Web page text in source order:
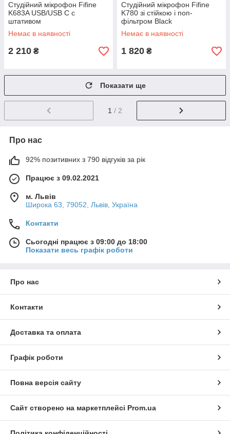
Студійний мікрофон Fifine
K683A USB/USB C c
штативом
Немає в наявності
2 210 ₴
Студійний мікрофон Fifine
K780 зі стійкою і поп-
фільтром Black
Немає в наявності
1 820 ₴
Показати ще
1 / 2
Про нас
92% позитивних з 790 відгуків за рік
Працює з 09.02.2021
м. Львів
Широка 63, 79052, Львів, Україна
Контакти
Сьогодні працює з 09:00 до 18:00
Показати весь графік роботи
Про нас
Контакти
Доставка та оплата
Графік роботи
Повна версія сайту
Сайт створено на маркетплейсі Prom.ua